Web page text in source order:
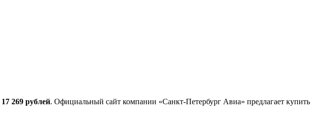
17 269 рублей. Официальный сайт компании «Санкт-Петербург Авиа» предлагает купить